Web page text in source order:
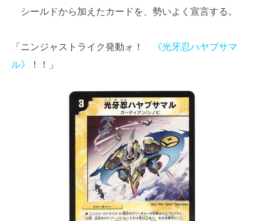
シールドから加えたカードを、勢いよく宣言する。
「ニンジャストライク発動ォ！
《光牙忍ハヤブサマ
ル》
！！」